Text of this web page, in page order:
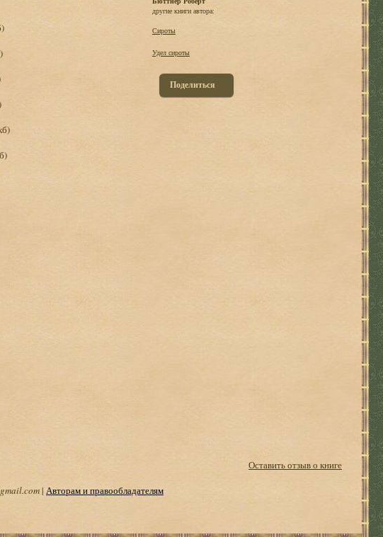
другие книги автора:
Сироты
Удел сироты
Поделиться
Оставить отзыв о книге
| Авторам и правообладателям